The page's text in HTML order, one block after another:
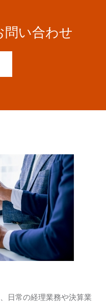
問い合わせ
日常の経理業務や決算業